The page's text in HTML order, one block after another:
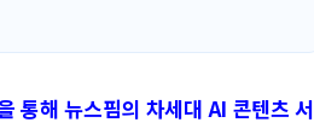
통해 뉴스핌의 차세대 AI 콘텐츠 서